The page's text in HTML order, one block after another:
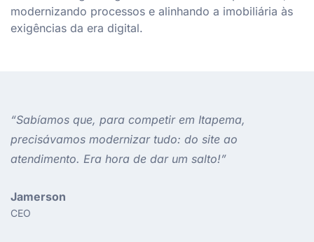
modernizando processos e alinhando a imobiliária às
exigências da era digital.
Jamerson
CEO
“Sabíamos que, para competir em Itapema,
precisávamos modernizar tudo: do site ao
atendimento. Era hora de dar um salto!”